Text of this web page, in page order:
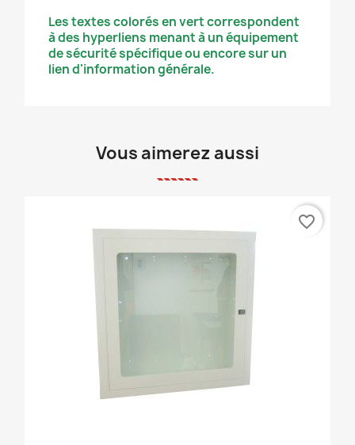
Les textes colorés en vert correspondent
à des hyperliens menant à un équipement
de sécurité spécifique ou encore sur un
lien d'information générale.
Vous aimerez aussi
favorite_border